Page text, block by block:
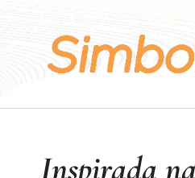
Inspirada